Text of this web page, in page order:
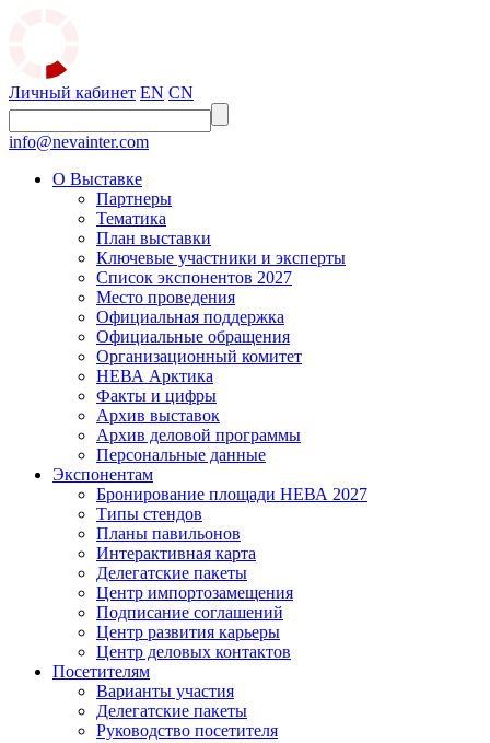
Личный кабинет EN CN
info@nevainter.com
О Выставке
Партнеры
Тематика
План выставки
Ключевые участники и эксперты
Список экспонентов 2027
Место проведения
Официальная поддержка
Официальные обращения
Организационный комитет
НЕВА Арктика
Факты и цифры
Архив выставок
Архив деловой программы
Персональные данные
Экспонентам
Бронирование площади НЕВА 2027
Типы стендов
Планы павильонов
Интерактивная карта
Делегатские пакеты
Центр импортозамещения
Подписание соглашений
Центр развития карьеры
Центр деловых контактов
Посетителям
Варианты участия
Делегатские пакеты
Руководство посетителя